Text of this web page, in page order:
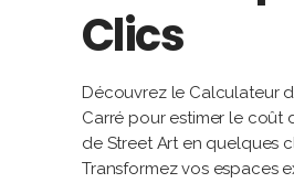
Clics
Découvrez le Calculateur
Carré pour estimer le coût
de Street Art en quelques
Transformez vos espaces